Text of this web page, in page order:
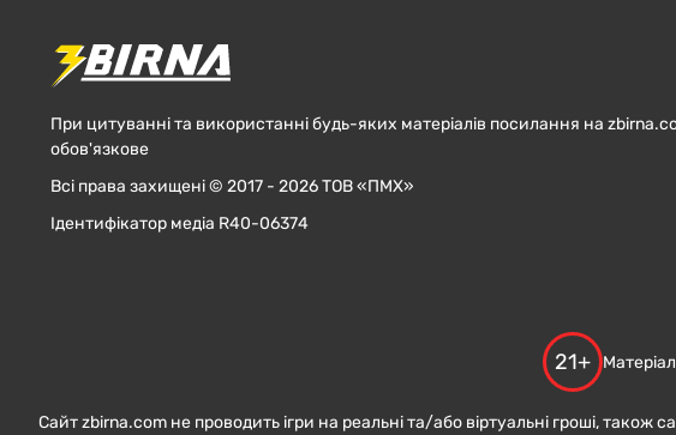
При цитуванні та використанні будь-яких матеріалів посилання на
обов'язкове
Всі права захищені © 2017 - 2026 ТОВ «ПМХ»
Ідентифікатор медіа R40-06374
21+
Сайт zbirna.com не проводить ігри на реальні та/або віртуальні гроші, також